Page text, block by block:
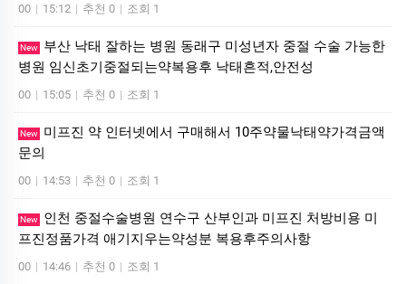
00 | 15:12 | 추천 0 | 조회 1
New
부산 낙태 잘하는 병원 동래구 미성년자 중절 수술 가능한
병원 임신초기중절되는약복용후 낙태흔적,안전성
00 | 15:05 | 추천 0 | 조회 1
New
미프진 약 인터넷에서 구매해서 10주약물낙태약가격금액
문의
00 | 14:53 | 추천 0 | 조회 1
New
인천 중절수술병원 연수구 산부인과 미프진 처방비용 미
프진정품가격 애기지우는약성분 복용후주의사항
00 | 14:46 | 추천 0 | 조회 1